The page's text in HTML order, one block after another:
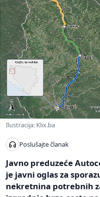
Ilustracija: Klix.ba
Poslušajte članak
Javno preduzeće
je javni oglas za
nekretnina potrebnih